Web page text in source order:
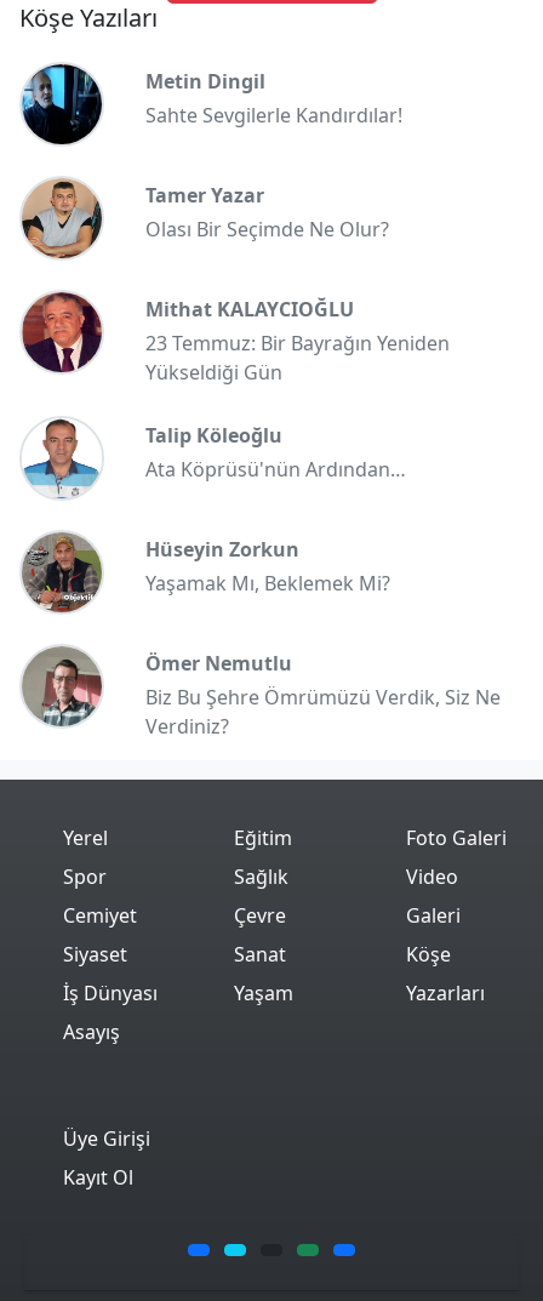
Köşe Yazıları
Metin Dingil
Sahte Sevgilerle Kandırdılar!
Tamer Yazar
Olası Bir Seçimde Ne Olur?
Mithat KALAYCIOĞLU
23 Temmuz: Bir Bayrağın Yeniden
Yükseldiği Gün
Talip Köleoğlu
Ata Köprüsü'nün Ardından…
Hüseyin Zorkun
Yaşamak Mı, Beklemek Mi?
Ömer Nemutlu
Biz Bu Şehre Ömrümüzü Verdik, Siz Ne
Verdiniz?
Yerel
Spor
Cemiyet
Siyaset
İş Dünyası
Asayış
Eğitim
Sağlık
Çevre
Sanat
Yaşam
Foto Galeri
Video
Galeri
Köşe
Yazarları
Üye Girişi
Kayıt Ol